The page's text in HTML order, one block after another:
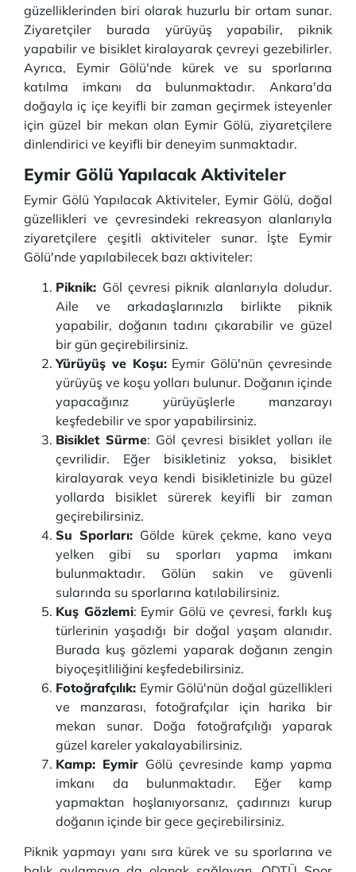
güzelliklerinden biri olarak huzurlu bir ortam sunar.
Ziyaretçiler burada yürüyüş yapabilir, piknik
yapabilir ve bisiklet kiralayarak çevreyi gezebilirler.
Ayrıca, Eymir Gölü'nde kürek ve su sporlarına
katılma imkanı da bulunmaktadır. Ankara'da
doğayla iç içe keyifli bir zaman geçirmek isteyenler
için güzel bir mekan olan Eymir Gölü, ziyaretçilere
dinlendirici ve keyifli bir deneyim sunmaktadır.
Eymir Gölü Yapılacak Aktiviteler
Eymir Gölü Yapılacak Aktiviteler, Eymir Gölü, doğal
güzellikleri ve çevresindeki rekreasyon alanlarıyla
ziyaretçilere çeşitli aktiviteler sunar. İşte Eymir
Gölü'nde yapılabilecek bazı aktiviteler:
Piknik: Göl çevresi piknik alanlarıyla doludur.
Aile ve arkadaşlarınızla birlikte piknik
yapabilir, doğanın tadını çıkarabilir ve güzel
bir gün geçirebilirsiniz.
Yürüyüş ve Koşu:Eymir Gölü'nün çevresinde
yürüyüş ve koşu yolları bulunur. Doğanın içinde
yapacağınız yürüyüşlerle manzarayı
keşfedebilir ve spor yapabilirsiniz.
Bisiklet Sürme: Göl çevresi bisiklet yolları ile
çevrilidir. Eğer bisikletiniz yoksa, bisiklet
kiralayarak veya kendi bisikletinizle bu güzel
yollarda bisiklet sürerek keyifli bir zaman
geçirebilirsiniz.
Su Sporları: Gölde kürek çekme, kano veya
yelken gibi su sporları yapma imkanı
bulunmaktadır. Gölün sakin ve güvenli
sularında su sporlarına katılabilirsiniz.
Kuş Gözlemi: Eymir Gölü ve çevresi, farklı kuş
türlerinin yaşadığı bir doğal yaşam alanıdır.
Burada kuş gözlemi yaparak doğanın zengin
biyoçeşitliliğini keşfedebilirsiniz.
Fotoğrafçılık: Eymir Gölü'nün doğal güzellikleri
ve manzarası, fotoğrafçılar için harika bir
mekan sunar. Doğa fotoğrafçılığı yaparak
güzel kareler yakalayabilirsiniz.
Kamp: Eymir Gölü çevresinde kamp yapma
imkanı da bulunmaktadır. Eğer kamp
yapmaktan hoşlanıyorsanız, çadırınızı kurup
doğanın içinde bir gece geçirebilirsiniz.
Piknik yapmayı yanı sıra kürek ve su sporlarına ve